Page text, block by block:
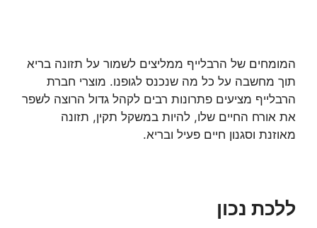
המומחים של הרבלייף ממליצים לשמור על תזונה בריא
תוך מחשבה על כל מה שנכנס לגופנו. מוצרי חברת
הרבלייף מציעים פתרונות רבים לקהל גדול הרוצה לשפר
את אורח החיים שלו, להיות במשקל תקין, תזונה
מאוזנת וסגנון חיים פעיל ובריא.
ללכת נכון